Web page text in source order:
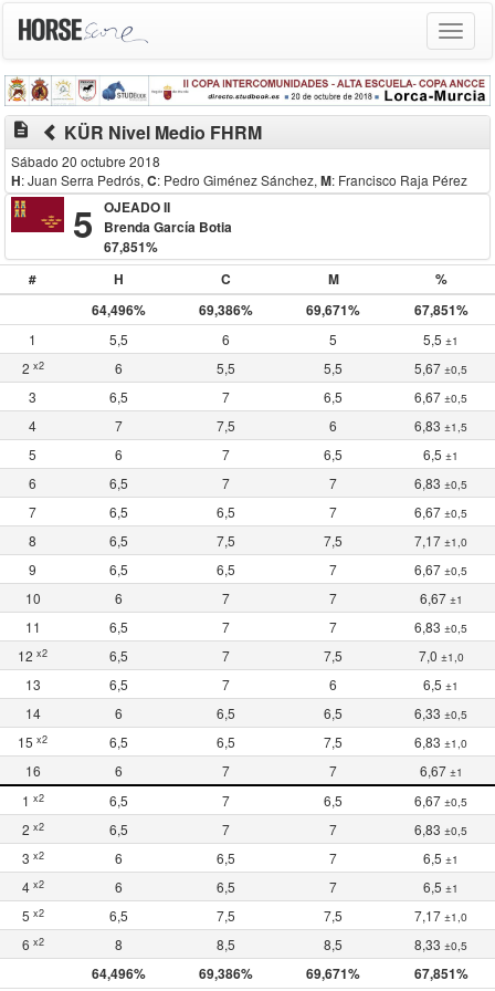
Toggle
description KÜR Nivel Medio FHRM
Sábado 20 octubre 2018
H: Juan Serra Pedrós, C: Pedro Giménez Sánchez, M: Francisco Raja Pérez
5
OJEADO II
Brenda García Botia
67,851%
#
H C M
%
64,496%
69,386% 69,671% 67,851%
1 5,5 6 5 5,5 ±1
2 x2 6 5,5 5,5 5,67 ±0,5
3 6,5 7 6,5 6,67 ±0,5
4 7 7,5 6 6,83 ±1,5
5 6 7 6,5 6,5 ±1
6 6,5 7 7 6,83 ±0,5
7 6,5 6,5 7 6,67 ±0,5
8 6,5 7,5 7,5 7,17 ±1,0
9 6,5 6,5 7 6,67 ±0,5
10 6 7 7 6,67 ±1
11 6,5 7 7 6,83 ±0,5
12 x2 6,5 7 7,5 7,0 ±1,0
13 6,5 7 6 6,5 ±1
14 6 6,5 6,5 6,33 ±0,5
15 x2 6,5 6,5 7,5 6,83 ±1,0
16 6 7 7 6,67 ±1
1 x2 6,5 7 6,5 6,67 ±0,5
2 x2 6,5 7 7 6,83 ±0,5
3 x2 6 6,5 7 6,5 ±1
4 x2 6 6,5 7 6,5 ±1
5 x2 6,5 7,5 7,5 7,17 ±1,0
6 x2 8 8,5 8,5 8,33 ±0,5
64,496% 69,386% 69,671% 67,851%